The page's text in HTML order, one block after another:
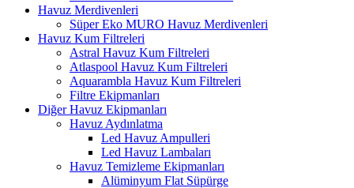
Havuz Merdivenleri
Süper Eko MURO Havuz Merdivenleri
Havuz Kum Filtreleri
Astral Havuz Kum Filtreleri
Atlaspool Havuz Kum Filtreleri
Aquarambla Havuz Kum Filtreleri
Filtre Ekipmanları
Diğer Havuz Ekipmanları
Havuz Aydınlatma
Led Havuz Ampulleri
Led Havuz Lambaları
Havuz Temizleme Ekipmanları
Alüminyum Flat Süpürge